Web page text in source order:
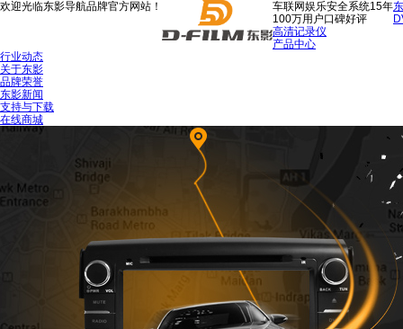
欢迎光临东影导航品牌官方网站！
车联网娱乐安全系统15年
100万用户口碑好评
高清记录仪
产品中心
行业动态
关于东影
品牌荣誉
东影新闻
支持与下载
在线商城